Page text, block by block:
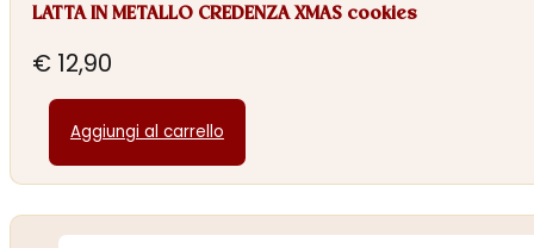
LATTA IN METALLO CREDENZA XMAS cookies
€ 12,90
Aggiungi al carrello